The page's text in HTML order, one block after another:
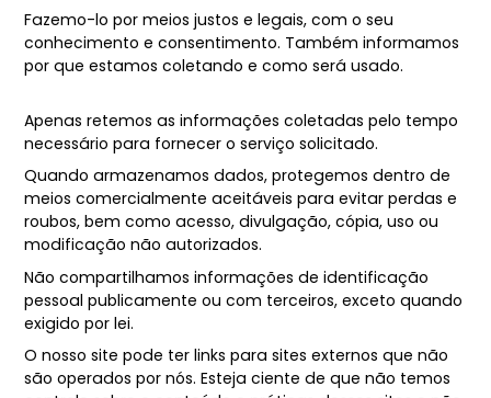
Fazemo-lo por meios justos e legais, com o seu
conhecimento e consentimento. Também informamos
por que estamos coletando e como será usado.
Apenas retemos as informações coletadas pelo tempo
necessário para fornecer o serviço solicitado.
Quando armazenamos dados, protegemos dentro de
meios comercialmente aceitáveis ​​para evitar perdas e
roubos, bem como acesso, divulgação, cópia, uso ou
modificação não autorizados.
Não compartilhamos informações de identificação
pessoal publicamente ou com terceiros, exceto quando
exigido por lei.
O nosso site pode ter links para sites externos que não
são operados por nós. Esteja ciente de que não temos